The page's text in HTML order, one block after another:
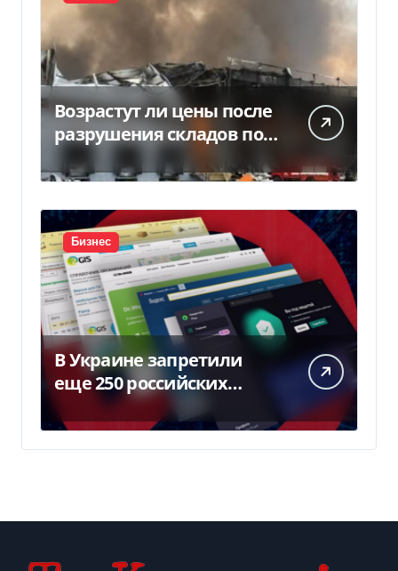
Возрастут ли цены после
разрушения складов под
Бизнес
В Украине запретили
еще 250 российских
программ и видов
оборудования — Delo.ua